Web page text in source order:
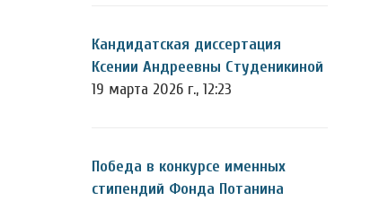
Кандидатская диссертация
Ксении Андреевны Студеникиной
19 марта 2026 г., 12:23
Победа в конкурсе именных
стипендий Фонда Потанина